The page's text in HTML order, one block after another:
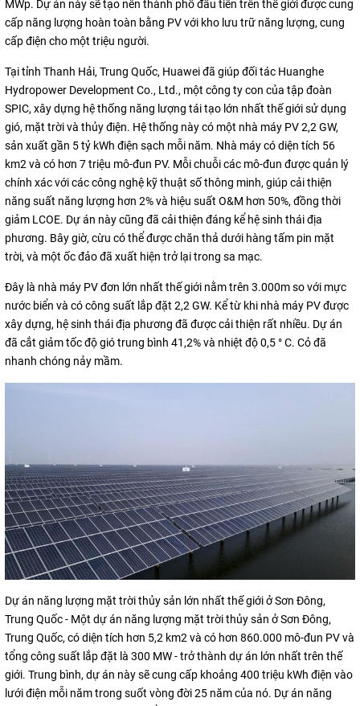
MWp. Dự án này sẽ tạo nên thành phố đầu tiên trên thế giới được cung
cấp năng lượng hoàn toàn bằng PV với kho lưu trữ năng lượng, cung
cấp điện cho một triệu người.
Tại tỉnh Thanh Hải, Trung Quốc, Huawei đã giúp đối tác Huanghe
Hydropower Development Co., Ltd., một công ty con của tập đoàn
SPIC, xây dựng hệ thống năng lượng tái tạo lớn nhất thế giới sử dụng
gió, mặt trời và thủy điện. Hệ thống này có một nhà máy PV 2,2 GW,
sản xuất gần 5 tỷ kWh điện sạch mỗi năm. Nhà máy có diện tích 56
km2 và có hơn 7 triệu mô-đun PV. Mỗi chuỗi các mô-đun được quản lý
chính xác với các công nghệ kỹ thuật số thông minh, giúp cải thiện
năng suất năng lượng hơn 2% và hiệu suất O&M hơn 50%, đồng thời
giảm LCOE. Dự án này cũng đã cải thiện đáng kể hệ sinh thái địa
phương. Bây giờ, cừu có thể được chăn thả dưới hàng tấm pin mặt
trời, và một ốc đảo đã xuất hiện trở lại trong sa mạc.
Đây là nhà máy PV đơn lớn nhất thế giới nằm trên 3.000m so với mực
nước biển và có công suất lắp đặt 2,2 GW. Kể từ khi nhà máy PV được
xây dựng, hệ sinh thái địa phương đã được cải thiện rất nhiều. Dự án
đã cắt giảm tốc độ gió trung bình 41,2% và nhiệt độ 0,5 ° C. Cỏ đã
nhanh chóng nảy mầm.
Dự án năng lượng mặt trời thủy sản lớn nhất thế giới ở Sơn Đông,
Trung Quốc - Một dự án năng lượng mặt trời thủy sản ở Sơn Đông,
Trung Quốc, có diện tích hơn 5,2 km2 và có hơn 860.000 mô-đun PV và
tổng công suất lắp đặt là 300 MW - trở thành dự án lớn nhất trên thế
giới. Trung bình, dự án này sẽ cung cấp khoảng 400 triệu kWh điện vào
lưới điện mỗi năm trong suốt vòng đời 25 năm của nó. Dự án năng